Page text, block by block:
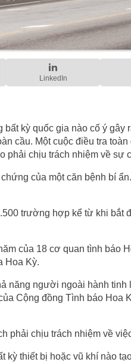
LinkedIn
kỳ quốc gia nào cố ý gây
cầu. Một cuộc điều tra
phải chịu trách nhiệm về sự
của một căn bệnh bí
trường hợp kể từ khi bắt
của 18 cơ quan tình báo
Hoa Kỳ.
năng người ngoài hành tinh
Cộng đồng Tình báo Hoa
phải chịu trách nhiệm về
thiết bị hoặc vũ khí nào